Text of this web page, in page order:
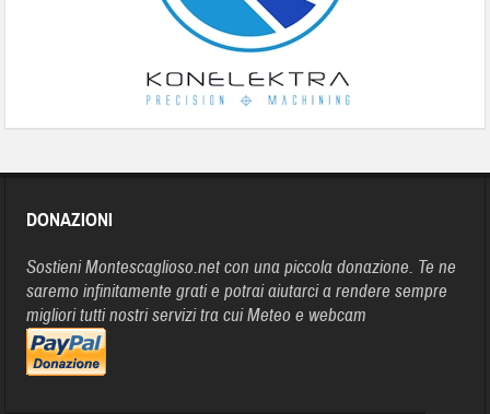
DONAZIONI
Sostieni Montescaglioso.net con una piccola donazione. Te ne
saremo infinitamente grati e potrai aiutarci a rendere sempre
migliori tutti nostri servizi tra cui Meteo e webcam